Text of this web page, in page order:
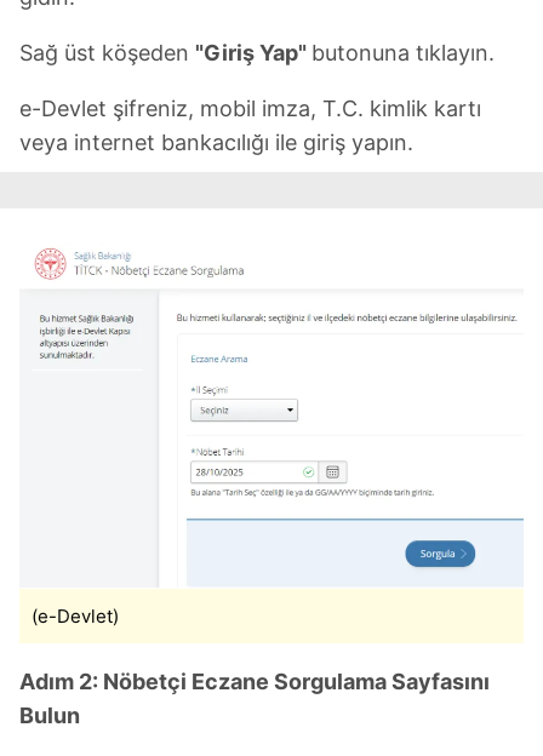
Sağ üst köşeden "Giriş Yap" butonuna tıklayın.
e-Devlet şifreniz, mobil imza, T.C. kimlik kartı
veya internet bankacılığı ile giriş yapın.
(e-Devlet)
Adım 2: Nöbetçi Eczane Sorgulama Sayfasını
Bulun